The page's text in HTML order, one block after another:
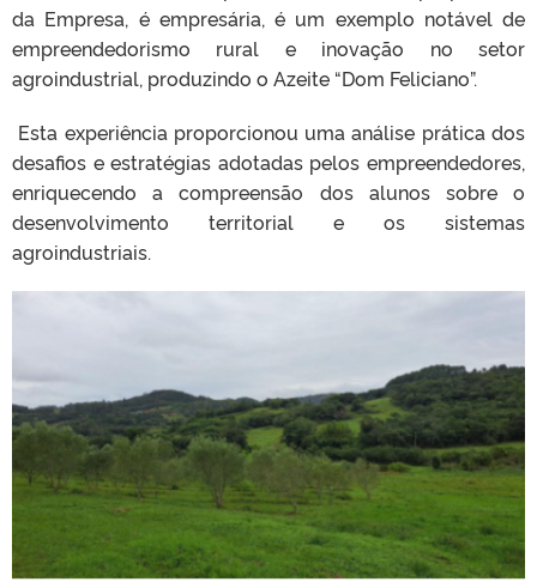
da Empresa, é empresária, é um exemplo notável de
empreendedorismo rural e inovação no setor
agroindustrial, produzindo o Azeite “Dom Feliciano”.
Esta experiência proporcionou uma análise prática dos
desafios e estratégias adotadas pelos empreendedores,
enriquecendo a compreensão dos alunos sobre o
desenvolvimento territorial e os sistemas
agroindustriais.